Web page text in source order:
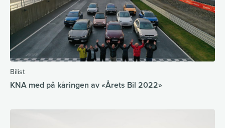
Bilist
KNA med på kåringen av «Årets Bil 2022»